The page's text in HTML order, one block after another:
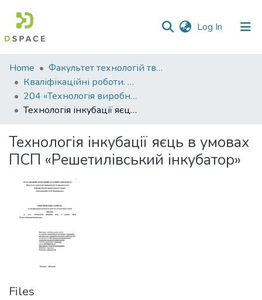
Log In (current)
Communities
&
Collections
Statistics
Home
Факультет технологій тваринництва та продовольства
Кваліфікаційні роботи. Факультет технологій тваринництва та продовольства
204 «Технологія виробництва і переробки продукції тваринництва» - Бакалаври 2023-2024
Технологія інкубації яєць в умовах ПСП «Решетилівський інкубатор»
Технологія інкубації яєць в умовах
ПСП «Решетилівський інкубатор»
Files